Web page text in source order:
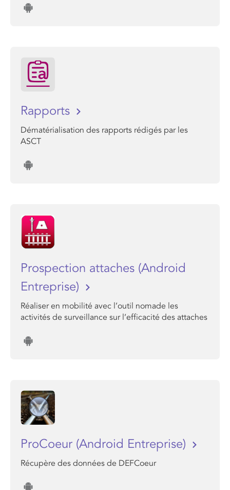
Rapports
Dématérialisation des rapports rédigés par les
ASCT
Prospection attaches (Android
Entreprise)
Réaliser en mobilité avec l’outil nomade les
activités de surveillance sur l’efficacité des attaches
ProCoeur (Android Entreprise)
Récupère des données de DEFCoeur